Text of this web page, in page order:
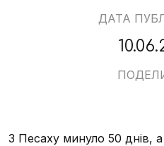
ДАТА
З Песаху минуло 50 днів,